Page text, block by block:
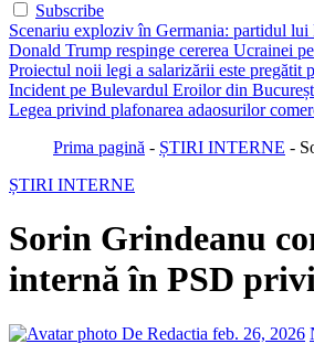
Subscribe
Scenariu exploziv în Germania: partidul
Donald Trump respinge cererea Ucrainei
Proiectul noii legi a salarizării este pregătit
Incident pe Bulevardul Eroilor din
Legea privind plafonarea adaosurilor
Prima pagină - ȘTIRI INTERNE -
ȘTIRI INTERNE
Sorin Grindeanu
internă în PSD
De Redactia feb. 26, 2026